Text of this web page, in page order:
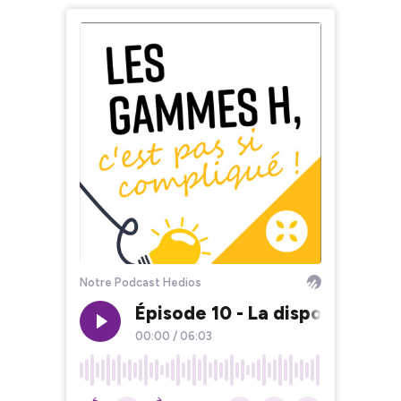
Notre Podcast Hedios
Épisode 10 - La disponibilité
00:00 / 06:03